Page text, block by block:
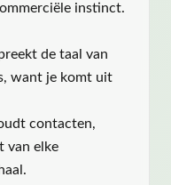
instinct.
de taal van
want je komt uit
contacten,
van elke